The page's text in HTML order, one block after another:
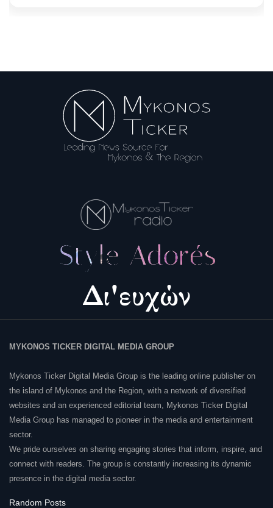
MYKONOS TICKER DIGITAL MEDIA GROUP
Mykonos Ticker Digital Media Group is the leading online publisher on
the island of Mykonos and the Region, with a network of diversified
websites and an experienced editorial team, Mykonos Ticker Digital
Media Group has managed to pioneer in the media and entertainment
sector.
We pride ourselves on sharing engaging stories that inform, inspire, and
connect with readers. The group is constantly increasing its dynamic
presence in the digital media sector.
Random Posts